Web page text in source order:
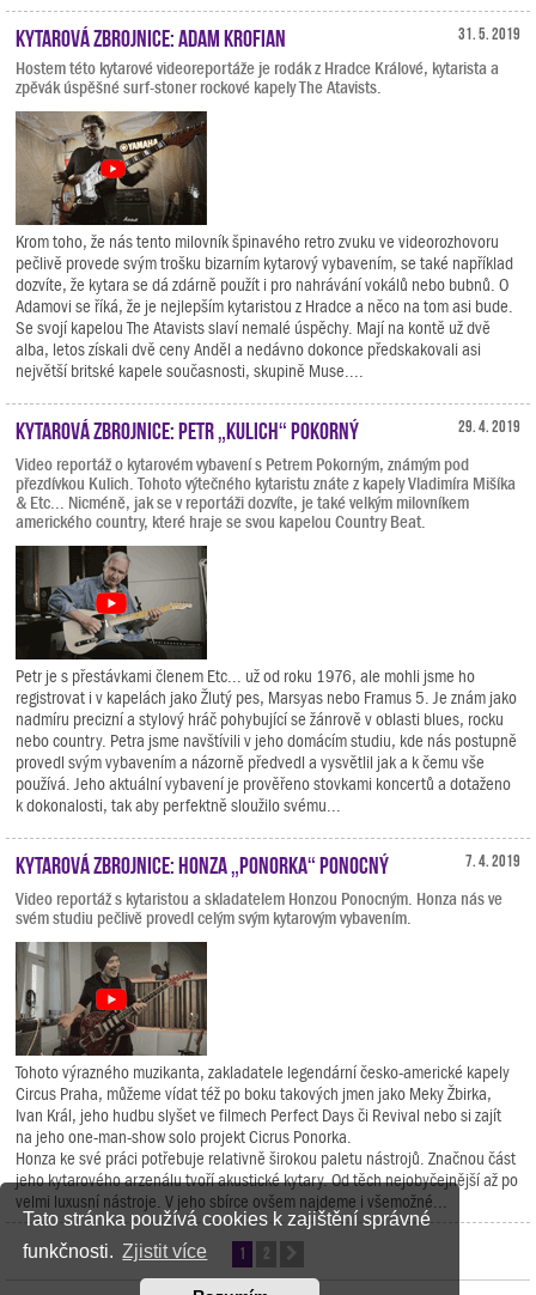
Tato stránka používá cookies k zajištění správné
funkčnosti. Zjistit více
31. 5. 2019
Kytarová zbrojnice: Adam Krofian
Hostem této kytarové videoreportáže je rodák z Hradce Králové, kytarista a
zpěvák úspěšné surf-stoner rockové kapely The Atavists.
Krom toho, že nás tento milovník špinavého retro zvuku ve videorozhovoru
pečlivě provede svým trošku bizarním kytarový vybavením, se také například
dozvíte, že kytara se dá zdárně použít i pro nahrávání vokálů nebo bubnů. O
Adamovi se říká, že je nejlepším kytaristou z Hradce a něco na tom asi bude.
Se svojí kapelou The Atavists slaví nemalé úspěchy. Mají na kontě už dvě
alba, letos získali dvě ceny Anděl a nedávno dokonce předskakovali asi
největší britské kapele současnosti, skupině Muse....
29. 4. 2019
Kytarová zbrojnice: Petr „Kulich“ Pokorný
Video reportáž o kytarovém vybavení s Petrem Pokorným, známým pod
přezdívkou Kulich. Tohoto výtečného kytaristu znáte z kapely Vladimíra Mišíka
& Etc... Nicméně, jak se v reportáži dozvíte, je také velkým milovníkem
amerického country, které hraje se svou kapelou Country Beat.
Petr je s přestávkami členem Etc... už od roku 1976, ale mohli jsme ho
registrovat i v kapelách jako Žlutý pes, Marsyas nebo Framus 5. Je znám jako
nadmíru precizní a stylový hráč pohybující se žánrově v oblasti blues, rocku
nebo country. Petra jsme navštívili v jeho domácím studiu, kde nás postupně
provedl svým vybavením a názorně předvedl a vysvětlil jak a k čemu vše
používá. Jeho aktuální vybavení je prověřeno stovkami koncertů a dotaženo
k dokonalosti, tak aby perfektně sloužilo svému...
7. 4. 2019
Kytarová zbrojnice: Honza „Ponorka“ Ponocný
Video reportáž s kytaristou a skladatelem Honzou Ponocným. Honza nás ve
svém studiu pečlivě provedl celým svým kytarovým vybavením.
Tohoto výrazného muzikanta, zakladatele legendární česko-americké kapely
Circus Praha, můžeme vídat též po boku takových jmen jako Meky Žbirka,
Ivan Král, jeho hudbu slyšet ve filmech Perfect Days či Revival nebo si zajít
na jeho one-man-show solo projekt Cicrus Ponorka.
Honza ke své práci potřebuje relativně širokou paletu nástrojů. Značnou část
jeho kytarového arzenálu tvoří akustické kytary. Od těch nejobyčejnější až po
velmi luxusní nástroje. V jeho sbírce ovšem najdeme i všemožné...
1 2